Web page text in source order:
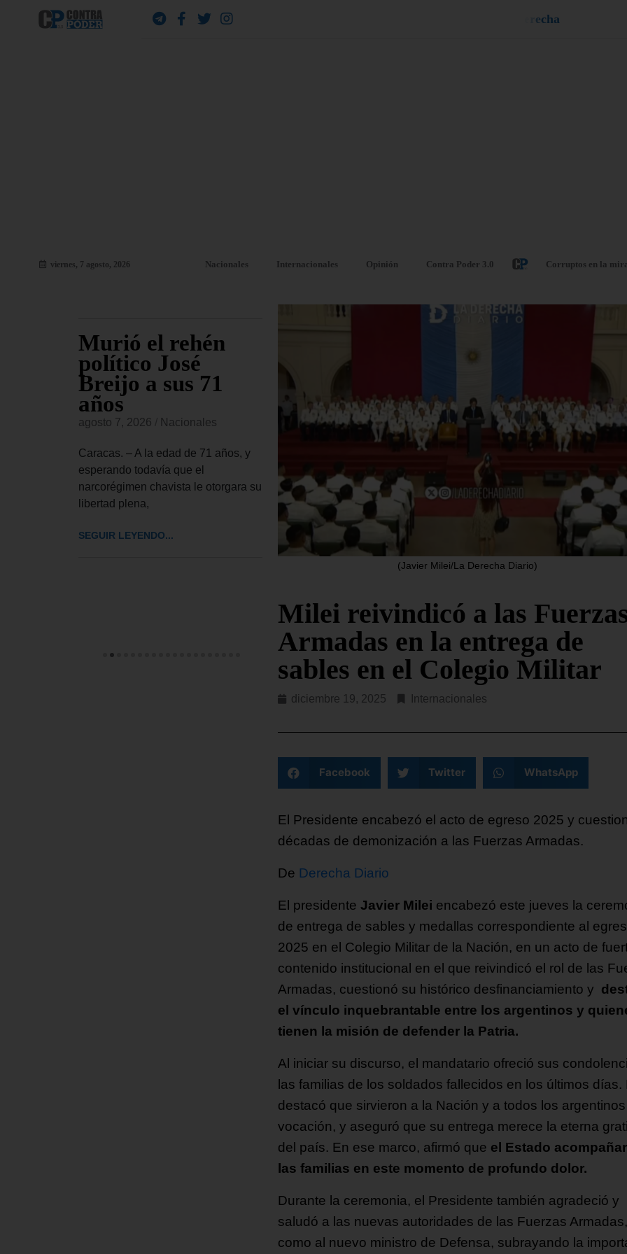
viernes, 7 agosto, 2026 Nacionales Internacionales Opinión Contra Poder 3.0 Corruptos en la
Murió el rehén
político José
Breijo a sus 71
años
agosto 7, 2026 Nacionales
Caracas. – A la edad de 71 años, y
esperando todavía que el
narcorégimen chavista le otorgara su
libertad plena,
SEGUIR LEYENDO...
conceder una
ayuda adicional a
España por la
crisis de Ceuta
Internacionales
La Comisión Europea ha confirmado
este jueves que estudia conceder
una ayuda financiera adicional a
España para hacer frente a
SEGUIR LEYENDO...
que Líbano e
Israel
«antes de lo
previsto»
jornada de
Las delegaciones de
reunidas este jueves en
interrumpir en la víspera su
de conversaciones
(Javier Milei/La Derecha Diario)
Milei reivindicó a las
Armadas en la entrega de
sables en el Colegio Militar
diciembre 19, 2025 Internacionales
Facebook Twitter WhatsApp
El Presidente encabezó el acto de egreso 2025 y
décadas de demonización a las Fuerzas Armadas.
De Derecha Diario
El presidente Javier Milei encabezó este jueves la
de entrega de sables y medallas correspondiente al
2025 en el Colegio Militar de la Nación, en un acto de
contenido institucional en el que reivindicó el rol de las
Armadas, cuestionó su histórico desfinanciamiento y
el vínculo inquebrantable entre los argentinos y
tienen la misión de defender la Patria.
Al iniciar su discurso, el mandatario ofreció sus
las familias de los soldados fallecidos en los últimos días.
destacó que sirvieron a la Nación y a todos los
vocación, y aseguró que su entrega merece la eterna
del país. En ese marco, afirmó que el Estado
las familias en este momento de profundo dolor.
Durante la ceremonia, el Presidente también agradeció y
saludó a las nuevas autoridades de las Fuerzas
como al nuevo ministro de Defensa, subrayando la